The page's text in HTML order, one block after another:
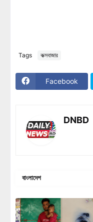
Tags কক্সবাজার
Facebook
DNBD
বাংলাদেশ